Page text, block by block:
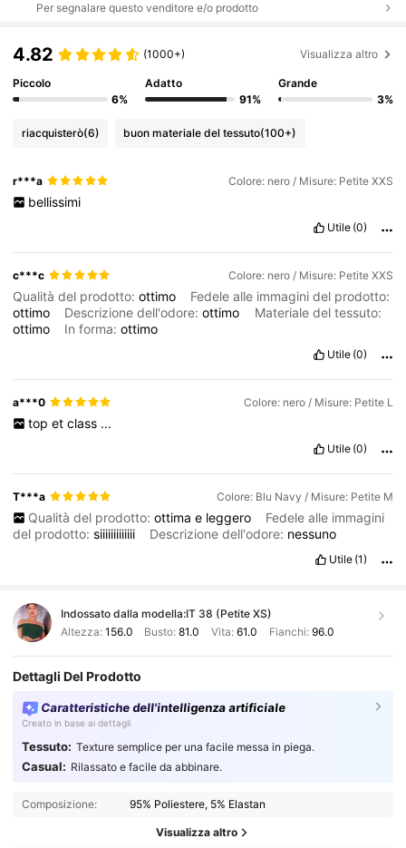
Per segnalare questo venditore e/o prodotto
4.82 (1000+) Visualizza altro
Piccolo
6%
Adatto
91%
Grande
3%
riacquisterò(6) buon materiale del tessuto(100+)
r***a Colore: nero / Misure: Petite XXS
bellissimi
Utile (0)
c***c Colore: nero / Misure: Petite XXS
Qualità del prodotto:ottimo
Fedele alle immagini del prodotto:
ottimo
Descrizione dell'odore:ottimo
Materiale del tessuto:
ottimo
In forma:ottimo
Utile (0)
a***0 Colore: nero / Misure: Petite L
top et class ...
Utile (0)
T***a Colore: Blu Navy / Misure: Petite M
Qualità del prodotto: ottima e leggero
Fedele alle immagini
del prodotto:siiiiiiiiiiiii Descrizione dell'odore: nessuno
Utile (1)
Indossato dalla modella:IT 38 (Petite XS)
Altezza: 156.0 Busto:81.0 Vita: 61.0 Fianchi: 96.0
Dettagli Del Prodotto
Caratteristiche dell'intelligenza artificiale
Creato in base ai dettagli
Tessuto: Texture semplice per una facile messa in piega.
Casual: Rilassato e facile da abbinare.
Composizione: 95% Poliestere, 5% Elastan
Visualizza altro